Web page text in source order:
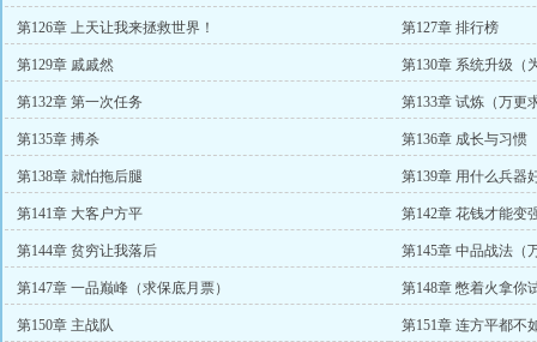
第126章 上天让我来拯救世界！ 第127章 排行榜
第129章 戚戚然 第130章 系统升级（
第132章 第一次任务 第133章 试炼（万更
第135章 搏杀 第136章 成长与习惯
第138章 就怕拖后腿 第139章 用什么兵器
第141章 大客户方平 第142章 花钱才能变
第144章 贫穷让我落后 第145章 中品战法（
第147章 一品巅峰（求保底月票） 第148章 憋着火拿你
第150章 主战队 第151章 连方平都不